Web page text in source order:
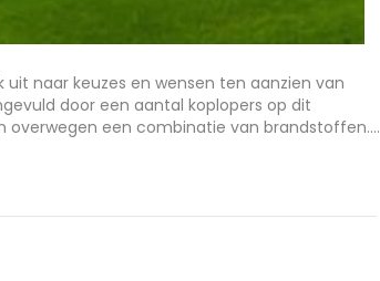
naar keuzes en wensen ten aanzien van
door een aantal koplopers op dit
overwegen een combinatie van brandstoffen.…